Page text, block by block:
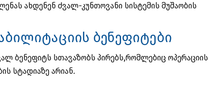
ახდენენ ძვალ-კუნთოვანი სისტემის მუშაობის
ბენეფიტები
ბენეფიტს სთავაზობს პირებს,რომლებიც ოპერაციის
სტადიაზე არიან.